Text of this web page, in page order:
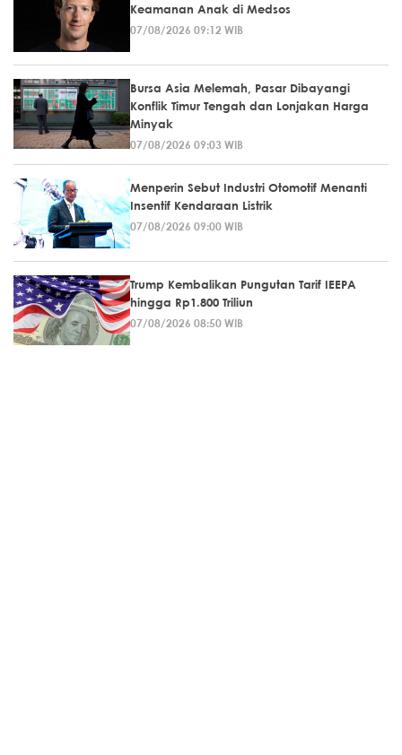
Keamanan Anak di Medsos
07/08/2026 09:12 WIB
Bursa Asia Melemah, Pasar Dibayangi
Konflik Timur Tengah dan Lonjakan Harga
Minyak
07/08/2026 09:03 WIB
Menperin Sebut Industri Otomotif Menanti
Insentif Kendaraan Listrik
07/08/2026 09:00 WIB
Trump Kembalikan Pungutan Tarif IEEPA
hingga Rp1.800 Triliun
07/08/2026 08:50 WIB